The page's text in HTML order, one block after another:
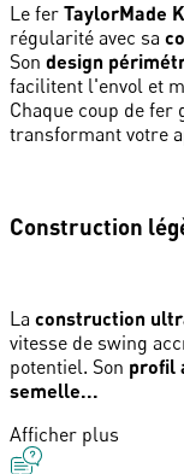
Le fer TaylorMade
régularité avec sa
Son design
facilitent l'envol et
Chaque coup de fer
transformant votre
Construction
La construction
vitesse de swing
potentiel. Son profil
semelle...
Afficher plus